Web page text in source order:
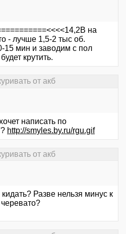
на
- лучше 1,5-2 тыс об.
15 мин и заводим с пол
крутить.
от акб
написать по
http://smyles.by.ru/rgu.gif
от акб
Разве нельзя минус к